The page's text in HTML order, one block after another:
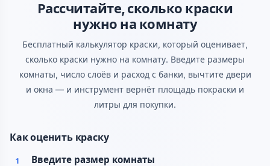
Рассчитайте, сколько краски
нужно на комнату
Бесплатный калькулятор краски, который оценивает,
сколько краски нужно на комнату. Введите размеры
комнаты, число слоёв и расход с банки, вычтите двери
и окна — и инструмент вернёт площадь покраски и
литры для покупки.
Как оценить краску
1 Введите размер комнаты